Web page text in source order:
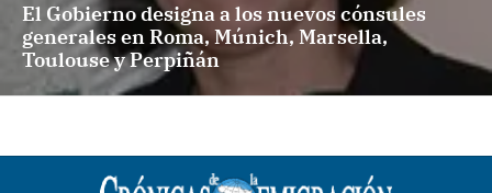
El Gobierno designa a los nuevos cónsules
generales en Roma, Múnich, Marsella,
Toulouse y Perpiñán